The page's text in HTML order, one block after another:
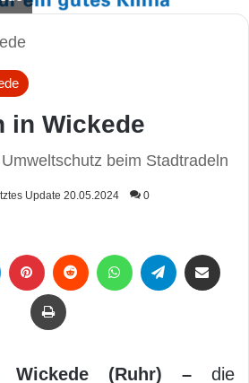
in Wickede
beim Stadtradeln
Update 20.05.2024 0
Drucken
Wickede (Ruhr) – die